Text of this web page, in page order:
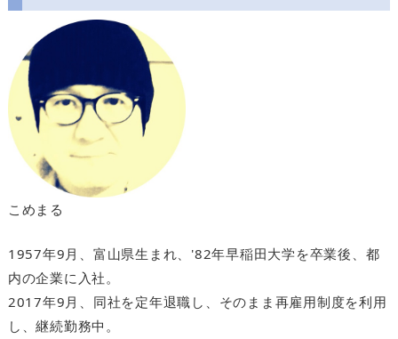
こめまる
1957年9月、富山県生まれ、'82年早稲田大学を卒業後、都
内の企業に入社。
2017年9月、同社を定年退職し、そのまま再雇用制度を利用
し、継続勤務中。